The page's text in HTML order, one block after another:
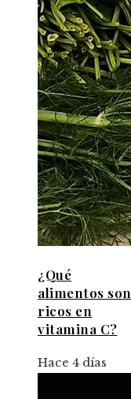
¿Qué
alimentos son
ricos en
vitamina C?
Hace 4 días